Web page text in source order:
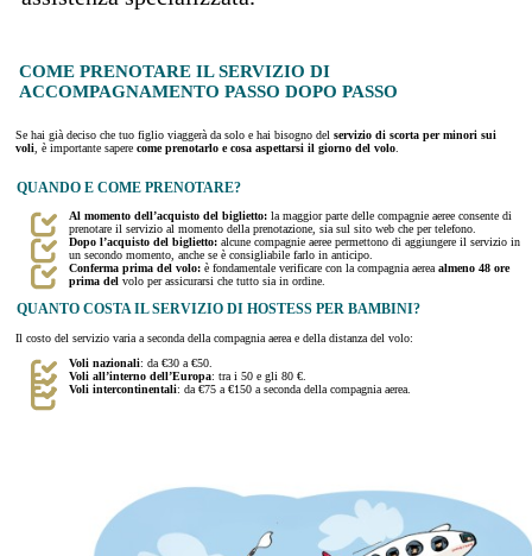
COME PRENOTARE IL SERVIZIO DI
ACCOMPAGNAMENTO PASSO DOPO PASSO
Se hai già deciso che tuo figlio viaggerà da solo e hai bisogno del servizio di scorta per minori sui
voli , è importante sapere come prenotarlo e cosa aspettarsi il giorno del volo
QUANDO E COME PRENOTARE?
Al momento dell’acquisto del biglietto: la maggior parte delle compagnie aeree consente di
prenotare il servizio al momento della prenotazione, sia sul sito web che per telefono.
Dopo l’acquisto del biglietto: alcune compagnie aeree permettono di aggiungere il servizio in
un secondo momento, anche se è consigliabile farlo in anticipo.
Conferma prima del volo: è fondamentale verificare con la compagnia aereaalmeno 48 ore
prima del volo per assicurarsi che tutto sia in ordine.
QUANTO COSTA IL SERVIZIO DI HOSTESS PER BAMBINI?
Il costo del servizio varia a seconda della compagnia aerea e della distanza del volo:
Voli nazionali: da €30 a €50.
Voli all’interno dell’Europa: tra i 50 e gli 80 €.
Voli intercontinentali: da €75 a €150 a seconda della compagnia aerea.